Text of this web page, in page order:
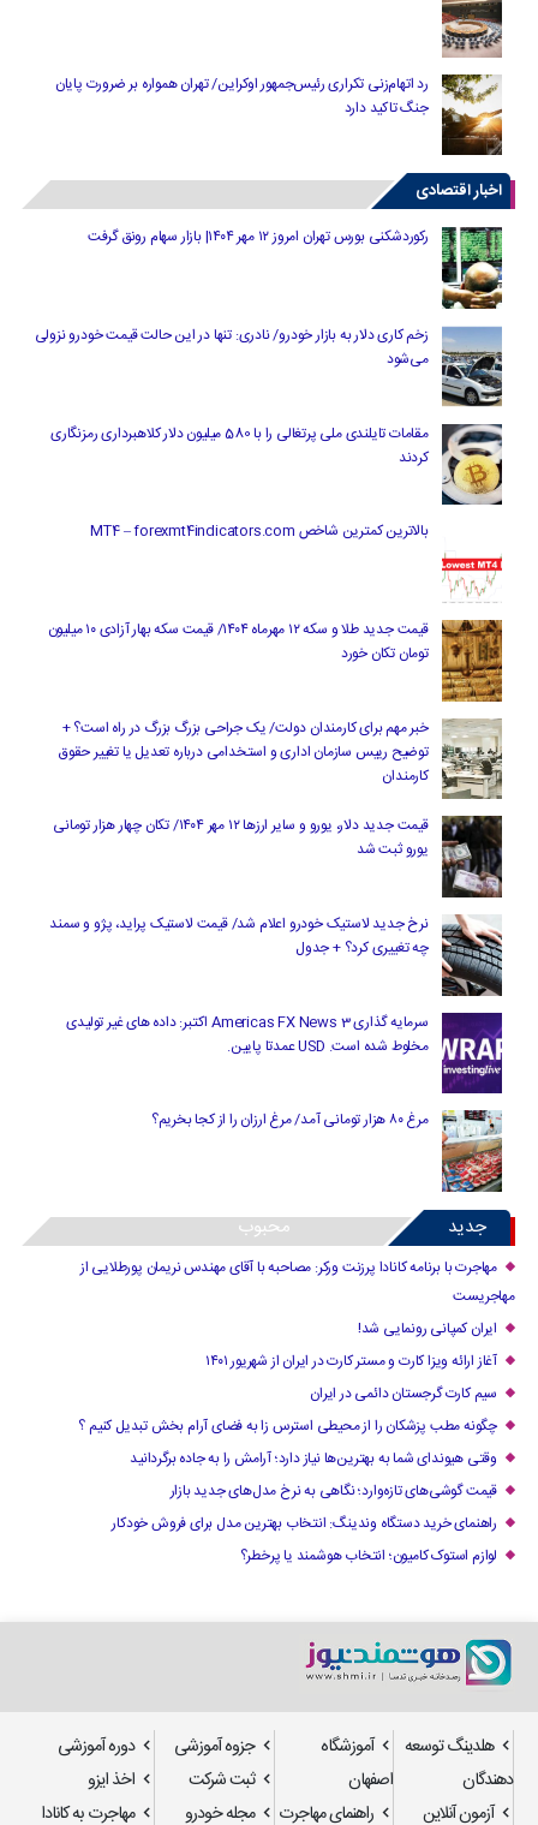
رد اتهام‌زنی تکراری رئیس‌جمهور اوکراین/ تهران همواره بر ضرورت پایان
جنگ تاکید دارد
اخبار اقتصادی
رکوردشکنی بورس تهران امروز ۱۲ مهر ۱۴۰۴| بازار سهام رونق گرفت
زخم کاری دلار به بازار خودرو/ نادری: تنها در این حالت قیمت خودرو نزولی
می‌شود
مقامات تایلندی ملی پرتغالی را با 580 میلیون دلار کلاهبرداری رمزنگاری
کردند
بالاترین کمترین شاخص MT4 – forexmt4indicators.com
قیمت جدید طلا و سکه ۱۲ مهرماه ۱۴۰۴/ قیمت سکه بهار آزادی ۱۰ میلیون
تومان تکان خورد
خبر مهم برای کارمندان دولت/ یک جراحی بزرگ بزرگ در راه است؟ +
توضیح رییس سازمان اداری و استخدامی درباره تعدیل یا تغییر حقوق
کارمندان
قیمت جدید دلار، یورو و سایر ارزها ۱۲ مهر ۱۴۰۴/ تکان چهار هزار تومانی
یورو ثبت شد
نرخ جدید لاستیک خودرو اعلام شد/ قیمت لاستیک پراید، پژو و سمند
چه تغییری کرد؟ + جدول
سرمایه گذاری Americas FX News 3 اکتبر: داده های غیر تولیدی
مخلوط شده است. USD عمدتا پایین.
مرغ ۸۰ هزار تومانی آمد/ مرغ ارزان را از کجا بخریم؟
جدید محبوب
مهاجرت با برنامه کانادا پرزنت ورکر: مصاحبه با آقای مهندس نریمان پورطلایی از
مهاجریست
ایران کمپانی رونمایی شد!
آغاز ارائه ویزا کارت و مستر کارت در ایران از شهریور ۱۴۰۱
سیم کارت گرجستان دائمی در ایران
چگونه مطب پزشکان را از محیطی استرس زا به فضای آرام بخش تبدیل کنیم ؟
وقتی هیوندای شما به بهترین‌ها نیاز دارد؛ آرامش را به جاده برگردانید
قیمت گوشی‌های تازه‌وارد؛ نگاهی به نرخ مدل‌های جدید بازار
راهنمای خرید دستگاه وندینگ: انتخاب بهترین مدل برای فروش خودکار
لوازم استوک کامیون؛ انتخاب هوشمند یا پرخطر؟
هلدینگ توسعه
دهندگان
آموزشگاه
اصفهان
جزوه آموزشی
دوره آموزشی
ثبت شرکت
اخذ ایزو
آزمون آنلاین
راهنمای مهاجرت مجله خودرو مهاجرت به کانادا